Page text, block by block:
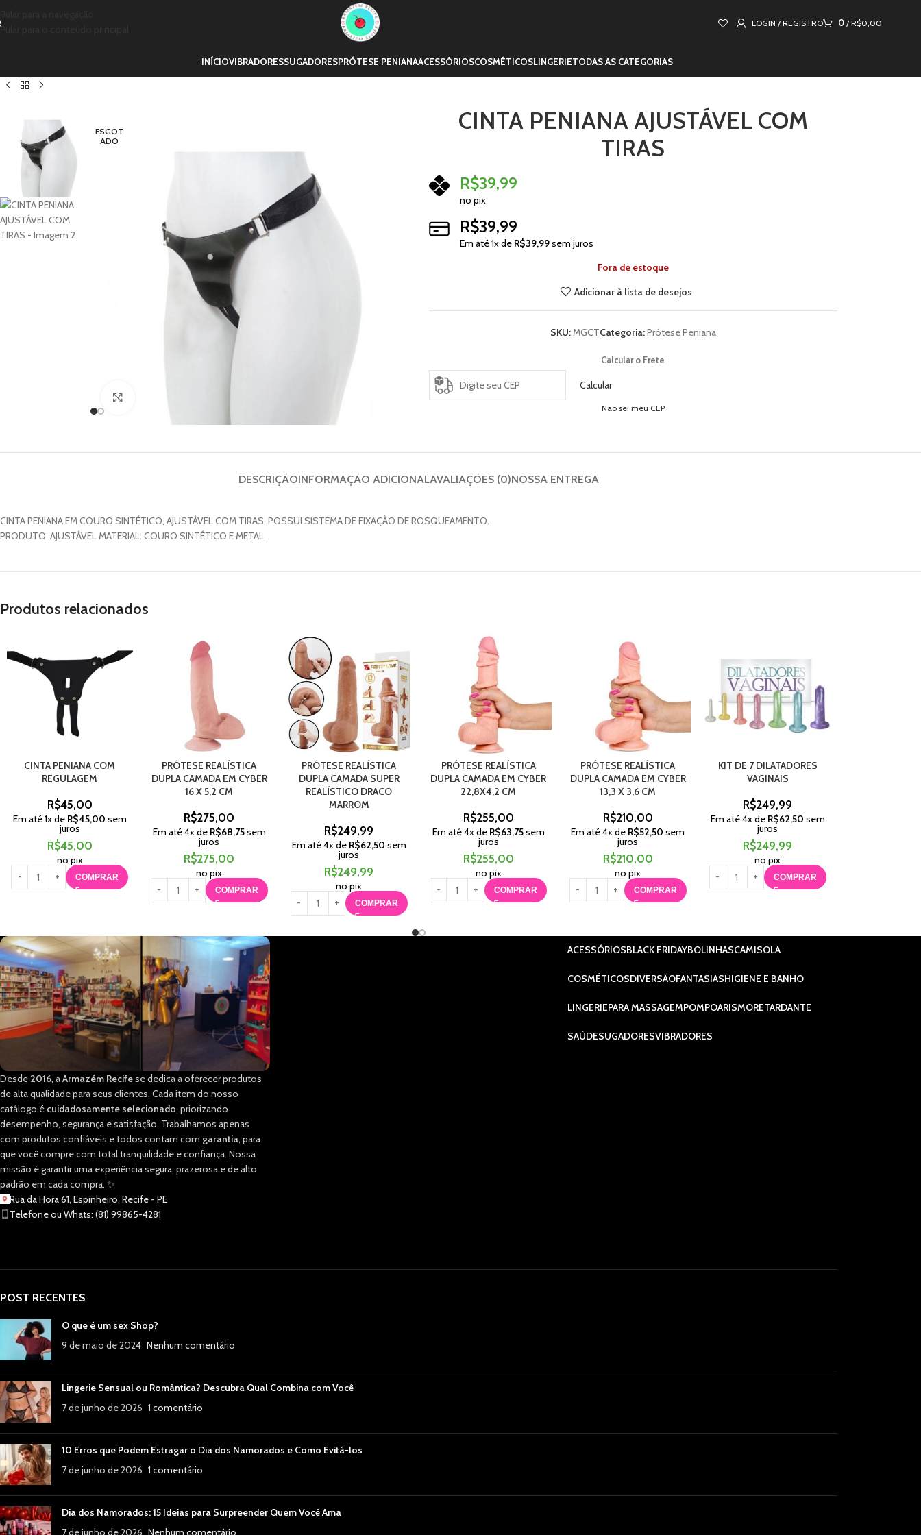
Pular para o conteúdo principal
LOGIN / REGISTRO 0 / R$0,00
INÍCIOVIBRADORESSUGADORESPRÓTESE PENIANAACESSÓRIOSCOSMÉTICOSLINGERIETODAS AS CATEGORIAS
ESGOT
ADO
CINTA PENIANA AJUSTÁVEL COM
TIRAS
R$39,99
no pix
R$39,99
Em até1x de R$39,99sem juros
Fora de estoque
Adicionar à lista de desejos
SKU:MGCTCategoria:Prótese Peniana
Calcular o Frete
Calcular
Não sei meu CEP
DESCRIÇÃOINFORMAÇÃO ADICIONALAVALIAÇÕES (0)NOSSA ENTREGA
CINTA PENIANA EM COURO SINTÉTICO, AJUSTÁVEL COM TIRAS, POSSUI SISTEMA DE FIXAÇÃO DE ROSQUEAMENTO.
PRODUTO: AJUSTÁVEL MATERIAL: COURO SINTÉTICO E METAL.
Produtos relacionados
CINTA PENIANA COM
REGULAGEM
R$45,00
Em até1x de R$45,00 sem
juros
R$45,00
no pix
COMPRAR
PRÓTESE REALÍSTICA
DUPLA CAMADA EM CYBER
16 X 5,2 CM
R$275,00
Em até4x de R$68,75sem
juros
R$275,00
no pix
COMPRAR
PRÓTESE REALÍSTICA
DUPLA CAMADA SUPER
REALÍSTICO DRACO
MARROM
R$249,99
Em até4x de R$62,50 sem
juros
R$249,99
no pix
COMPRAR
PRÓTESE REALÍSTICA
DUPLA CAMADA EM CYBER
22,8X4,2 CM
R$255,00
Em até4x de R$63,75sem
juros
R$255,00
no pix
COMPRAR
PRÓTESE REALÍSTICA
DUPLA CAMADA EM CYBER
13,3 X 3,6 CM
R$210,00
Em até4x de R$52,50 sem
juros
R$210,00
no pix
COMPRAR
KIT DE 7 DILATADORES
VAGINAIS
R$249,99
Em até4x de R$62,50 sem
juros
R$249,99
no pix
COMPRAR
Desde 2016, aArmazém Recifese dedica a oferecer produtos
de alta qualidade para seus clientes. Cada item do nosso
catálogo é cuidadosamente selecionado, priorizando
desempenho, segurança e satisfação. Trabalhamos apenas
com produtos confiáveis e todos contam com garantia, para
que você compre com total tranquilidade e confiança. Nossa
missão é garantir uma experiência segura, prazerosa e de alto
padrão em cada compra. ✨
Rua da Hora 61, Espinheiro, Recife - PE
Telefone ou Whats: (81) 99865-4281
ACESSÓRIOSBLACK FRIDAYBOLINHASCAMISOLA
COSMÉTICOSDIVERSÃOFANTASIASHIGIENE E BANHO
LINGERIEPARA MASSAGEMPOMPOARISMORETARDANTE
SAÚDESUGADORESVIBRADORES
POST RECENTES
O que é um sex Shop?
9 de maio de 2024 Nenhum comentário
Lingerie Sensual ou Romântica? Descubra Qual Combina com Você
7 de junho de 2026 1 comentário
10 Erros que Podem Estragar o Dia dos Namorados e Como Evitá-los
7 de junho de 2026 1 comentário
Dia dos Namorados: 15 Ideias para Surpreender Quem Você Ama
7 de junho de 2026 Nenhum comentário